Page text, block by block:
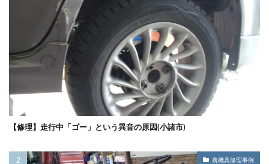
【修理】走行中「ゴー」という異音の原因(小諸市)
農機具修理事例